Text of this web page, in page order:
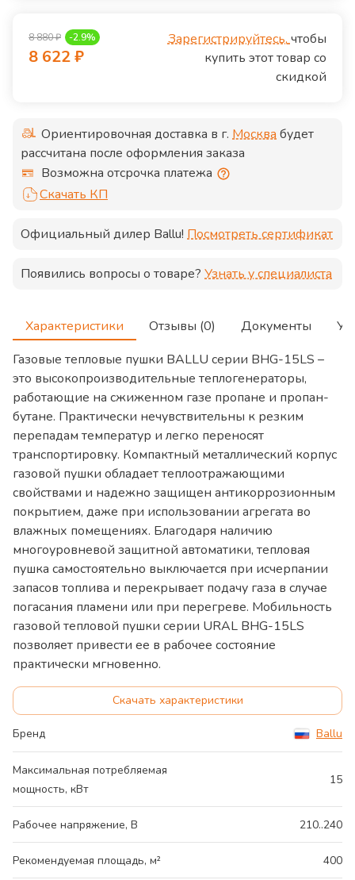
8 880₽ -2.9%
8 622₽
Зарегистрируйтесь,чтобы
купить этот товар со
скидкой
Ориентировочная доставка в г. Москвабудет
рассчитана после оформления заказа
Возможна отсрочка платежа
Скачать КП
Официальный дилер Ballu! Посмотреть сертификат
Появились вопросы о товаре? Узнать у специалиста
Характеристики Отзывы (0) Документы
Газовые тепловые пушки BALLU серии BHG-15LS –
это высокопроизводительные теплогенераторы,
работающие на сжиженном газе пропане и пропан-
бутане. Практически нечувствительны к резким
перепадам температур и легко переносят
транспортировку. Компактный металлический корпус
газовой пушки обладает теплоотражающими
свойствами и надежно защищен антикоррозионным
покрытием, даже при использовании агрегата во
влажных помещениях. Благодаря наличию
многоуровневой защитной автоматики, тепловая
пушка самостоятельно выключается при исчерпании
запасов топлива и перекрывает подачу газа в случае
погасания пламени или при перегреве. Мобильность
газовой тепловой пушки серии URAL BHG-15LS
позволяет привести ее в рабочее состояние
практически мгновенно.
Скачать характеристики
Бренд Ballu
Максимальная потребляемая
мощность, кВт
15
Рабочее напряжение, В 210..240
Рекомендуемая площадь, м² 400